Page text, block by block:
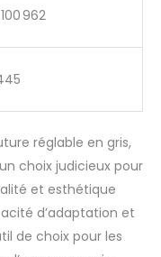
100 962
réglable en gris,
choix judicieux pour
et esthétique
d’adaptation et
de choix pour les